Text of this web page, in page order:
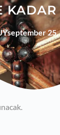
september 25,